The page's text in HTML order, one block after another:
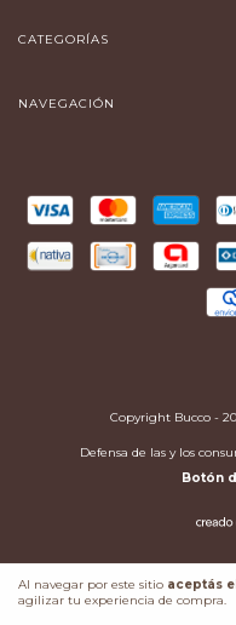
Al navegar por este sitio aceptás
agilizar tu experiencia de compra.
CATEGORÍAS
NAVEGACIÓN
Copyright Bucco -
Defensa de las y los
Botón